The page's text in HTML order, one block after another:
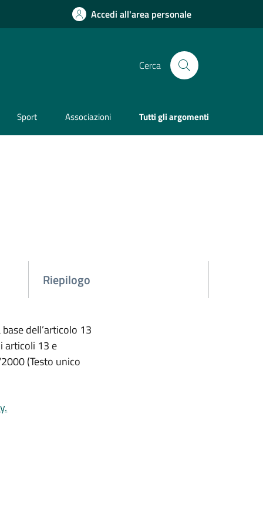
Accedi all'area personale
Cerca
Sport Associazioni Tutti gli argomenti
Riepilogo
dell’articolo 13
articoli 13 e
(Testo unico